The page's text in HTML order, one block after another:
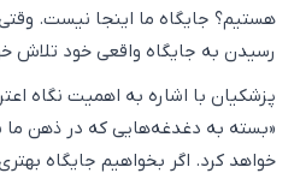
هستیم؟ جایگاه ما اینجا نیست. وقتی
رسیدن به جایگاه واقعی خود تلاش
پزشکیان با اشاره به اهمیت نگاه
«بسته به دغدغه‌هایی که در ذهن ما
خواهد کرد. اگر بخواهیم جایگاه